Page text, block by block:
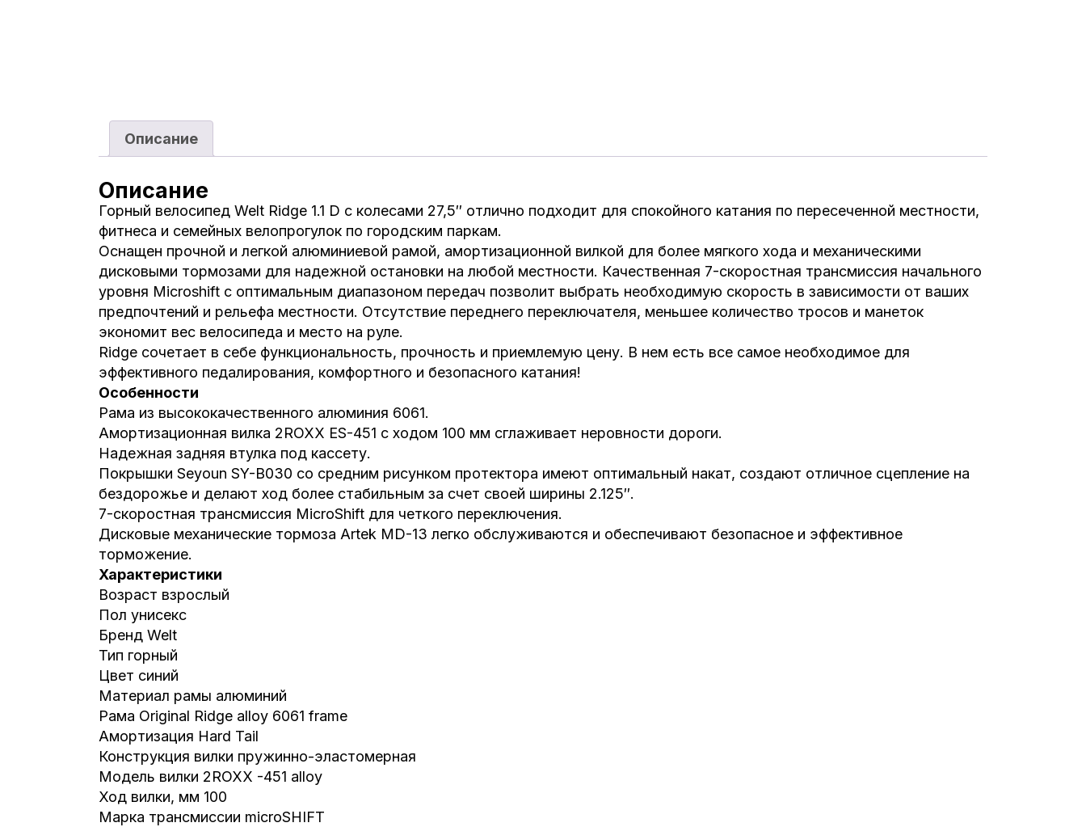
Описание
Описание
Горный велосипед Welt Ridge 1.1 D с колесами 27,5″ отлично подходит для спокойного катания по пересеченной местности,
фитнеса и семейных велопрогулок по городским паркам.
Оснащен прочной и легкой алюминиевой рамой, амортизационной вилкой для более мягкого хода и механическими
дисковыми тормозами для надежной остановки на любой местности. Качественная 7-скоростная трансмиссия начального
уровня Microshift с оптимальным диапазоном передач позволит выбрать необходимую скорость в зависимости от ваших
предпочтений и рельефа местности. Отсутствие переднего переключателя, меньшее количество тросов и манеток
экономит вес велосипеда и место на руле.
Ridge сочетает в себе функциональность, прочность и приемлемую цену. В нем есть все самое необходимое для
эффективного педалирования, комфортного и безопасного катания!
Особенности
Рама из высококачественного алюминия 6061.
Амортизационная вилка 2ROXX ES-451 с ходом 100 мм сглаживает неровности дороги.
Надежная задняя втулка под кассету.
Покрышки Seyoun SY-B030 cо средним рисунком протектора имеют оптимальный накат, создают отличное сцепление на
бездорожье и делают ход более стабильным за счет своей ширины 2.125″.
7-скоростная трансмиссия MicroShift для четкого переключения.
Дисковые механические тормоза Artek MD-13 легко обслуживаются и обеспечивают безопасное и эффективное
торможение.
Характеристики
Возраст взрослый
Пол унисекс
Бренд Welt
Тип горный
Цвет синий
Материал рамы алюминий
Рама Original Ridge alloy 6061 frame
Амортизация Hard Tail
Конструкция вилки пружинно-эластомерная
Модель вилки 2ROXX -451 alloy
Ход вилки, мм 100
Марка трансмиссии microSHIFT